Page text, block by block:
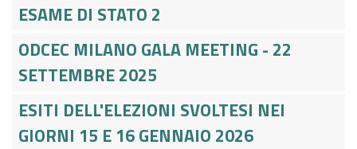
ESAME DI STATO 2
ODCEC MILANO GALA MEETING - 22
SETTEMBRE 2025
ESITI DELL'ELEZIONI SVOLTESI NEI
GIORNI 15 E 16 GENNAIO 2026